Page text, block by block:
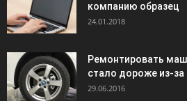
компанию образец
24.01.2018
Ремонтировать
стало дороже из-за
29.06.2016